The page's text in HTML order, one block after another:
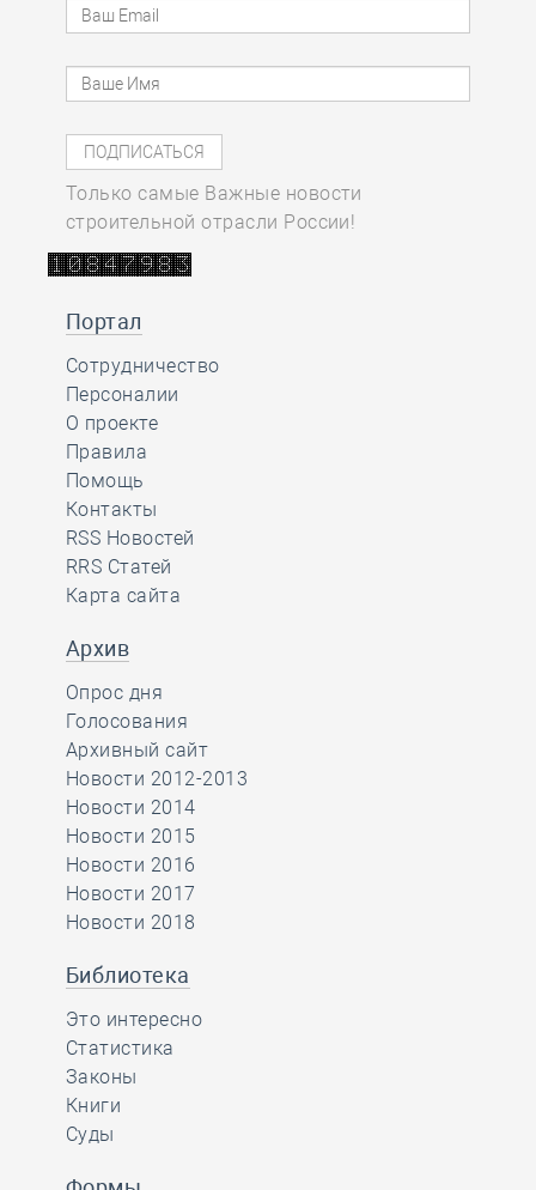
Только самые Важные новости
строительной отрасли России!
Портал
Сотрудничество
Персоналии
О проекте
Правила
Помощь
Контакты
RSS Новостей
RRS Статей
Карта сайта
Архив
Опрос дня
Голосования
Архивный сайт
Новости 2012-2013
Новости 2014
Новости 2015
Новости 2016
Новости 2017
Новости 2018
Библиотека
Это интересно
Статистика
Законы
Книги
Суды